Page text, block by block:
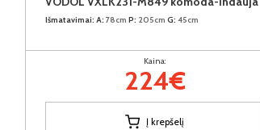
Išmatavimai: A: 78cm P: 205cm G: 45cm
Kaina:
224€
Į krepšelį